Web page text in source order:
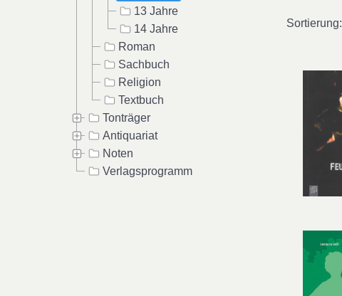
13 Jahre
14 Jahre
Roman
Sachbuch
Religion
Textbuch
Tonträger
Antiquariat
Noten
Verlagsprogramm
Sortierung: